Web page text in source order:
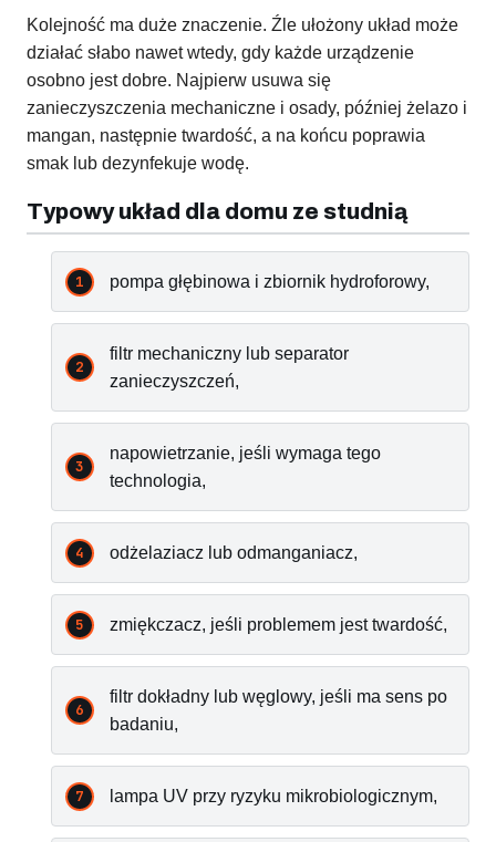
Kolejność ma duże znaczenie. Źle ułożony układ może
działać słabo nawet wtedy, gdy każde urządzenie
osobno jest dobre. Najpierw usuwa się
zanieczyszczenia mechaniczne i osady, później żelazo i
mangan, następnie twardość, a na końcu poprawia
smak lub dezynfekuje wodę.
Typowy układ dla domu ze studnią
pompa głębinowa i zbiornik hydroforowy,
filtr mechaniczny lub separator
zanieczyszczeń,
napowietrzanie, jeśli wymaga tego
technologia,
odżelaziacz lub odmanganiacz,
zmiękczacz, jeśli problemem jest twardość,
filtr dokładny lub węglowy, jeśli ma sens po
badaniu,
lampa UV przy ryzyku mikrobiologicznym,